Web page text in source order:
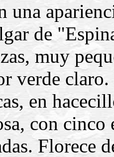
una
de
muy
verde claro.
en
con cinco
Florece